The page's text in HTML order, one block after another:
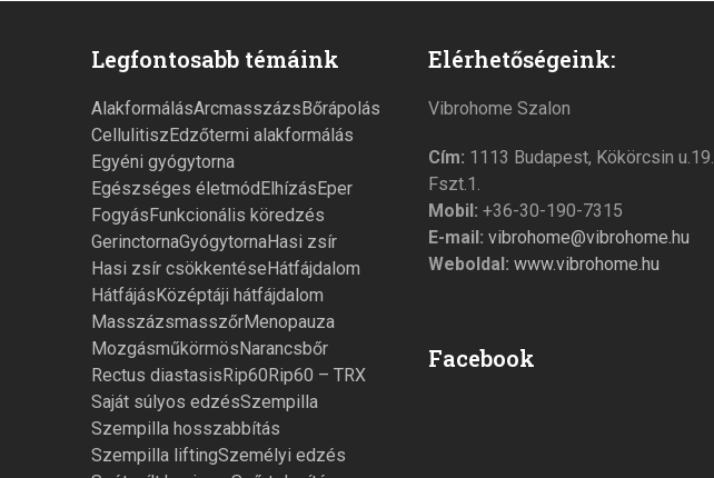
Legfontosabb témáink
AlakformálásArcmasszázsBőrápolás
CellulitiszEdzőtermi alakformálás
Egyéni gyógytorna
Egészséges életmódElhízásEper
FogyásFunkcionális köredzés
GerinctornaGyógytornaHasi zsír
Hasi zsír csökkentéseHátfájdalom
HátfájásKözéptáji hátfájdalom
MasszázsmasszőrMenopauza
MozgásműkörmösNarancsbőr
Rectus diastasisRip60Rip60 – TRX
Saját súlyos edzésSzempilla
Szempilla hosszabbítás
Szempilla liftingSzemélyi edzés
Elérhetőségeink:
Vibrohome Szalon
Cím: 1113 Budapest, Kökörcsin u.19.
Fszt.1.
Mobil: +36-30-190-7315
E-mail: vibrohome@vibrohome.hu
Weboldal: www.vibrohome.hu
Facebook